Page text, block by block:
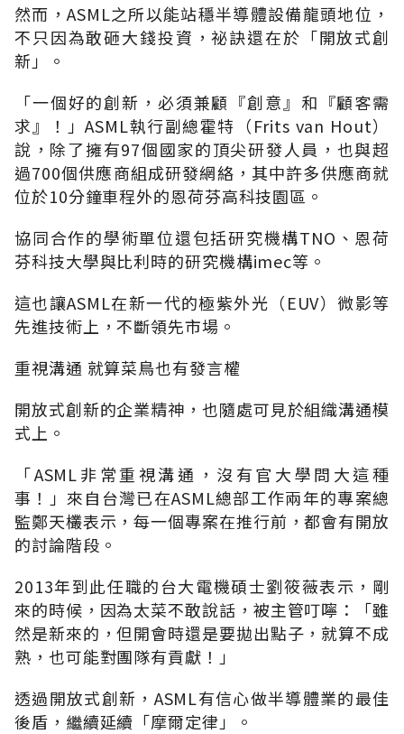
然而，ASML之所以能站穩半導體設備龍頭地位，
不只因為敢砸大錢投資，祕訣還在於「開放式創
新」。
「一個好的創新，必須兼顧『創意』和『顧客需
求』！」ASML執行副總霍特（Frits van Hout）
說，除了擁有97個國家的頂尖研發人員，也與超
過700個供應商組成研發網絡，其中許多供應商就
位於10分鐘車程外的恩荷芬高科技園區。
協同合作的學術單位還包括研究機構TNO、恩荷
芬科技大學與比利時的研究機構imec等。
這也讓ASML在新一代的極紫外光（EUV）微影等
先進技術上，不斷領先市場。
重視溝通 就算菜鳥也有發言權
開放式創新的企業精神，也隨處可見於組織溝通模
式上。
「ASML非常重視溝通，沒有官大學問大這種
事！」來自台灣已在ASML總部工作兩年的專案總
監鄭天欉表示，每一個專案在推行前，都會有開放
的討論階段。
2013年到此任職的台大電機碩士劉筱薇表示，剛
來的時候，因為太菜不敢說話，被主管叮嚀：「雖
然是新來的，但開會時還是要拋出點子，就算不成
熟，也可能對團隊有貢獻！」
透過開放式創新，ASML有信心做半導體業的最佳
後盾，繼續延續「摩爾定律」。